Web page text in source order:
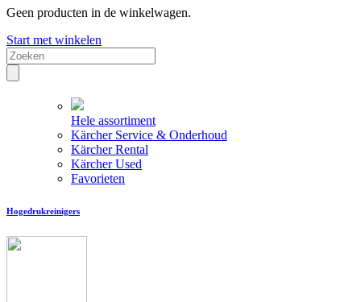
Geen producten in de winkelwagen.
Start met winkelen
Hele assortiment
Kärcher Service & Onderhoud
Kärcher Rental
Kärcher Used
Favorieten
Hogedrukreinigers